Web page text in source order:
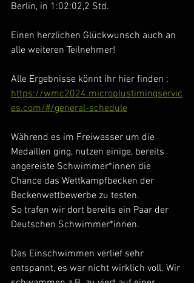
Berlin, in 1:02:02,2 Std.
Einen herzlichen Glückwunsch auch an
alle weiteren Teilnehmer!
Alle Ergebnisse könnt ihr hier finden :
https://wmc2024.microplustimingservic
es.com/#/general-schedule
Während es im Freiwasser um die
Medaillen ging, nutzen einige, bereits
angereiste Schwimmer*innen die
Chance das Wettkampfbecken der
Beckenwettbewerbe zu testen.
So trafen wir dort bereits ein Paar der
Deutschen Schwimmer*innen.
Das Einschwimmen verlief sehr
entspannt, es war nicht wirklich voll. Wir